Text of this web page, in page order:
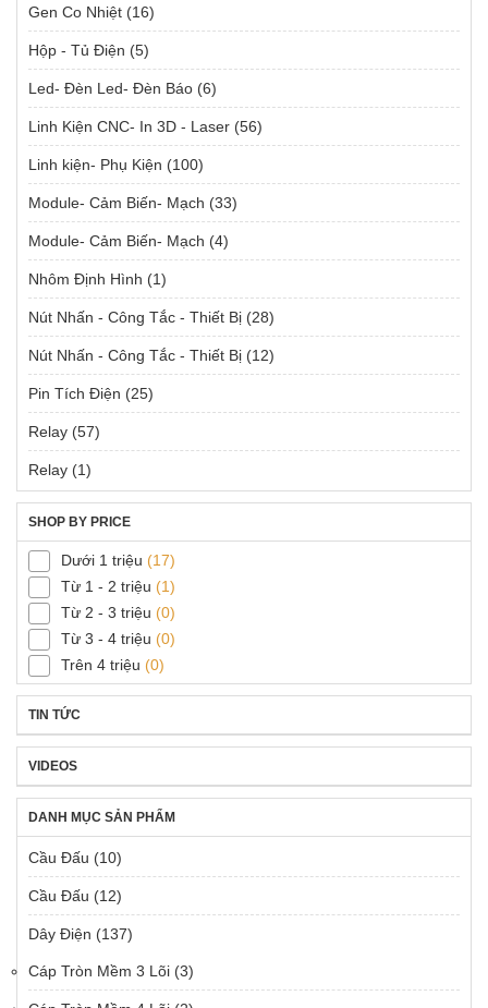
Gen Co Nhiệt (16)
Hộp - Tủ Điện (5)
Led- Đèn Led- Đèn Báo (6)
Linh Kiện CNC- In 3D - Laser (56)
Linh kiện- Phụ Kiện (100)
Module- Cảm Biến- Mạch (33)
Module- Cảm Biến- Mạch (4)
Nhôm Định Hình (1)
Nút Nhấn - Công Tắc - Thiết Bị (28)
Nút Nhấn - Công Tắc - Thiết Bị (12)
Pin Tích Điện (25)
Relay (57)
Relay (1)
SHOP BY PRICE
Dưới 1 triệu (17)
Từ 1 - 2 triệu (1)
Từ 2 - 3 triệu (0)
Từ 3 - 4 triệu (0)
Trên 4 triệu (0)
TIN TỨC
VIDEOS
DANH MỤC SẢN PHẨM
Cầu Đấu (10)
Cầu Đấu (12)
Dây Điện (137)
Cáp Tròn Mềm 3 Lõi (3)